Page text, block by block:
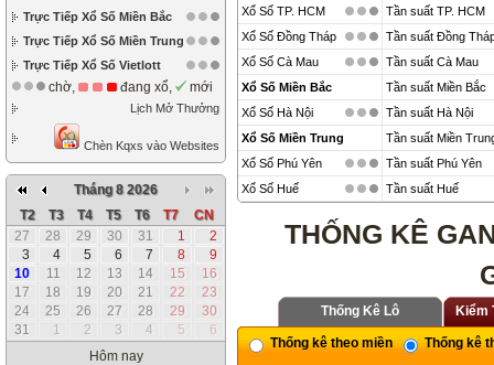
Trực Tiếp Xổ Số Miền Bắc
Trực Tiếp Xổ Số Miền Trung
Trực Tiếp Xổ Số Vietlott
chờ, đang xổ, mới
Lịch Mở Thưởng
Chèn Kqxs vào Websites
Tháng 8 2026
T2
T3 T4 T5 T6 T7
CN
27
28 29 30 31 1
2
3
4 5 6 7 8
9
10
11 12 13 14 15
16
17
18 19 20 21 22
23
24
25 26 27 28 29
30
31
1 2 3 4 5
6
Hôm nay
Xổ Số TP. HCM
Tần suất TP. HCM
Xổ Số Đồng Tháp
Tần suất Đồng
Xổ Số Cà Mau
Tần suất Cà Mau
Xổ Số Miền Bắc
Tần suất Miền Bắc
Xổ Số Hà Nội
Tần suất Hà Nội
Xổ Số Miền Trung
Tần suất Miền
Xổ Số Phú Yên
Tần suất Phú Yên
Xổ Số Huế
Tần suất Huế
THỐNG KÊ
Thống Kê Lô Kiểm
Thống kê theo miền Thống kê